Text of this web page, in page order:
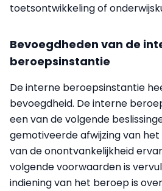
toetsontwikkeling of
Bevoegdheden van de
beroepsinstantie
De interne beroepsinstantie
bevoegdheid. De interne
een van de volgende
gemotiveerde afwijzing van
van de onontvankelijkheid
volgende voorwaarden is
indiening van het beroep is